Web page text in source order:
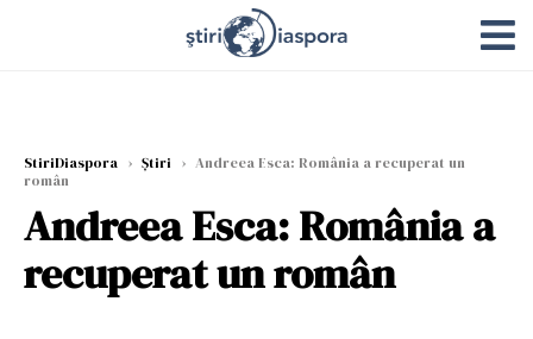
StiriDiaspora › Știri › Andreea Esca: România a recuperat un
român
Andreea Esca: România a
recuperat un român